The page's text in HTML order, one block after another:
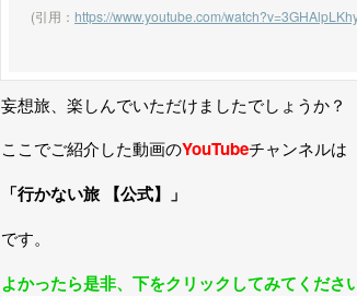
(引用： https://www.youtube.com/
妄想旅、楽しんでいただけましたでしょうか？
ここでご紹介した動画のYouTubeチャンネルは
「行かない旅 【公式】」
です。
よかったら是非、下をクリックしてみてくだ